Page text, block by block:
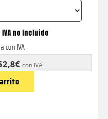
IVA no incluído
con IVA
con IVA